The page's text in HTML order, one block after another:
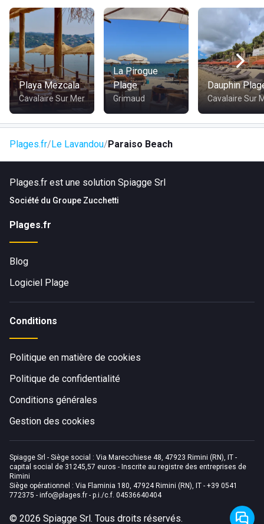
Evènements privés
Animations musicales
Transat
Paiement CB
Playa Mezcala
Cavalaire Sur Mer
La Pirogue
Plage
Grimaud
Dauphin
Cavalaire Sur
Plages.fr Le Lavandou Paraiso Beach
Plages.fr est une solution Spiagge Srl
Société du Groupe Zucchetti
Plages.fr
Blog
Logiciel Plage
Conditions
Politique en matière de cookies
Politique de confidentialité
Conditions générales
Gestion des cookies
Spiagge Srl - Siège social : Via Marecchiese 48, 47923 Rimini (RN), IT -
capital social de 31245,57 euros - Inscrite au registre des entreprises de
Rimini
Siège opérationnel : Via Flaminia 180, 47924 Rimini (RN), IT - +39 0541
772375 - info@plages.fr - p.i./c.f. 04536640404
© 2026 Spiagge Srl. Tous droits réservés.